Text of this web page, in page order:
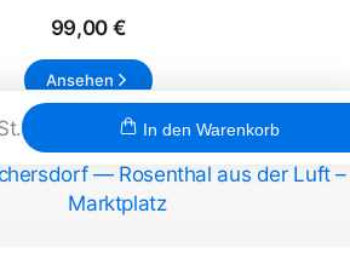
99,00 €
Ansehen
In den Warenkorb